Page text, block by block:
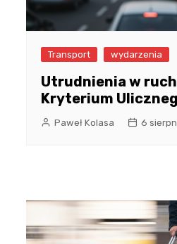
Transport wydarzenia
Utrudnienia w
Kryterium
Paweł Kolasa 6